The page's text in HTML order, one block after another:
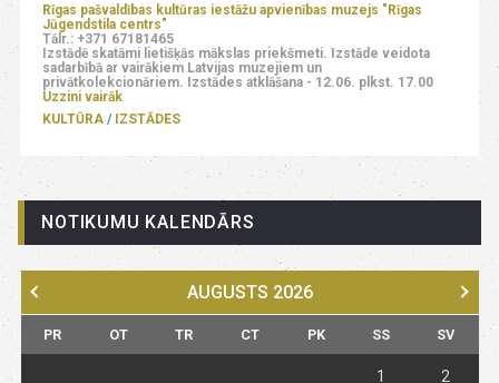
Rīgas pašvaldības kultūras iestāžu apvienības muzejs "Rīgas
Jūgendstila centrs"
Tālr.: +371 67181465
Izstādē skatāmi lietišķās mākslas priekšmeti. Izstāde veidota
sadarbībā ar vairākiem Latvijas muzejiem un
privātkolekcionāriem. Izstādes atklāšana - 12.06. plkst. 17.00
Uzzini vairāk
KULTŪRA
IZSTĀDES
NOTIKUMU KALENDĀRS
AUGUSTS 2026
PR OT TR CT PK SS SV
1 2